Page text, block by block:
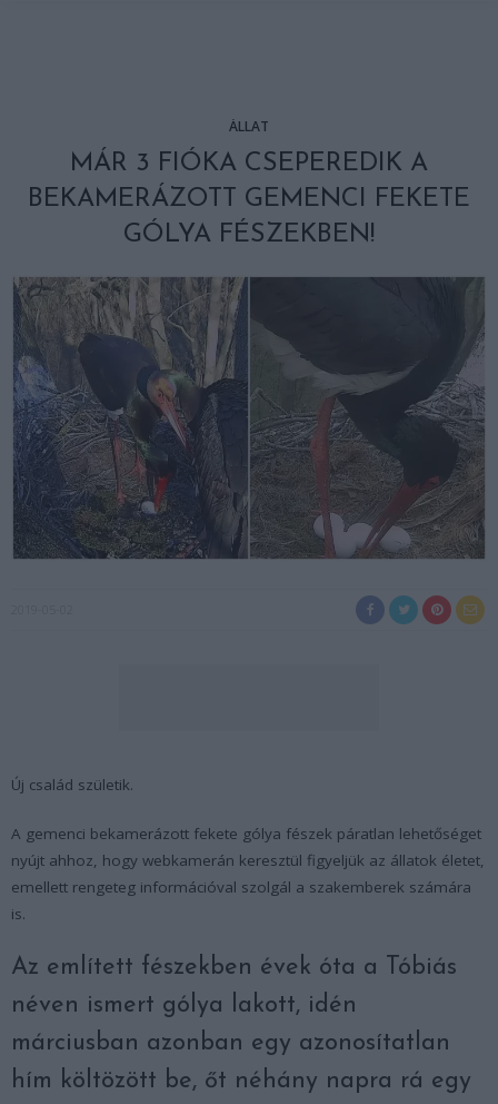
ÁLLAT
MÁR 3 FIÓKA CSEPEREDIK A
BEKAMERÁZOTT GEMENCI FEKETE
GÓLYA FÉSZEKBEN!
Új család születik.
A gemenci bekamerázott fekete gólya fészek páratlan lehetőséget
nyújt ahhoz, hogy webkamerán keresztül figyeljük az állatok életet,
emellett rengeteg információval szolgál a szakemberek számára
is.
Az említett fészekben évek óta a Tóbiás
néven ismert gólya lakott, idén
márciusban azonban egy azonosítatlan
hím költözött be, őt néhány napra rá egy